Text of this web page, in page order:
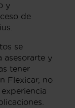
y
de
se
asesorarte y
tener
Flexicar, no